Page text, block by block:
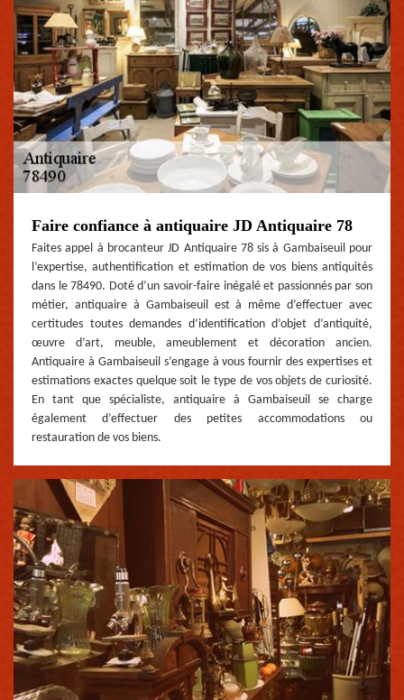
Faire confiance à antiquaire JD Antiquaire 78
Faites appel à brocanteur JD Antiquaire 78 sis à Gambaiseuil pour
l’expertise, authentification et estimation de vos biens antiquités
dans le 78490. Doté d’un savoir-faire inégalé et passionnés par son
métier, antiquaire à Gambaiseuil est à même d’effectuer avec
certitudes toutes demandes d’identification d’objet d’antiquité,
œuvre d’art, meuble, ameublement et décoration ancien.
Antiquaire à Gambaiseuil s’engage à vous fournir des expertises et
estimations exactes quelque soit le type de vos objets de curiosité.
En tant que spécialiste, antiquaire à Gambaiseuil se charge
également d’effectuer des petites accommodations ou
restauration de vos biens.